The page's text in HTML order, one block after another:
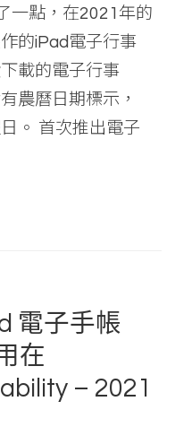
一點，在2021年的
的iPad電子行事
載的電子行事
農曆日期標示，
。 首次推出電子
電子手帳
在
– 2021